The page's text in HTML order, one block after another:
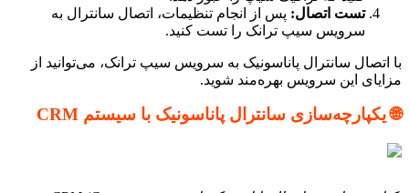
تست اتصال: پس از انجام تنظیمات، اتصال سانترال به
سرویس سیپ ترانک را تست کنید.
با اتصال سانترال پاناسونیک به سرویس سیپ ترانک، می‌توانید از
مزایای این سرویس بهره‌مند شوید.
🌐 یکپارچه‌سازی سانترال پاناسونیک با سیستم CRM